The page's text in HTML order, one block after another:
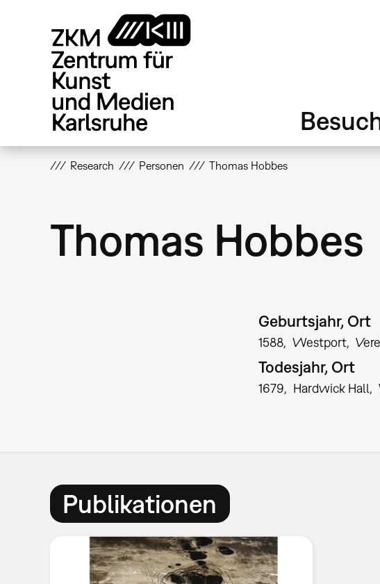
Research Personen Thomas Hobbes
Thomas Hobbes
Geburtsjahr, Ort
1588 Westport
Todesjahr, Ort
1679 Hardwick Hall
Publikationen